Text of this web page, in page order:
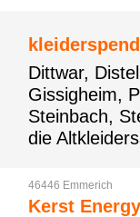
Dittwar,
Gissigheim,
Steinbach,
die
46446 Emmerich
Kerst Energy